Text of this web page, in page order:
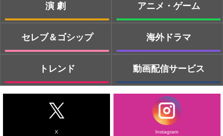
演劇
セレブ＆ゴシップ
トレンド
アニメ・ゲーム
海外ドラマ
動画配信サービス
X Instagram